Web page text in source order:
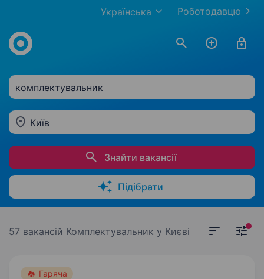
Роботодавцю
Українська
комплектувальник
Київ
Знайти вакансії
Підібрати
57 вакансій Комплектувальник у Києві
Гаряча